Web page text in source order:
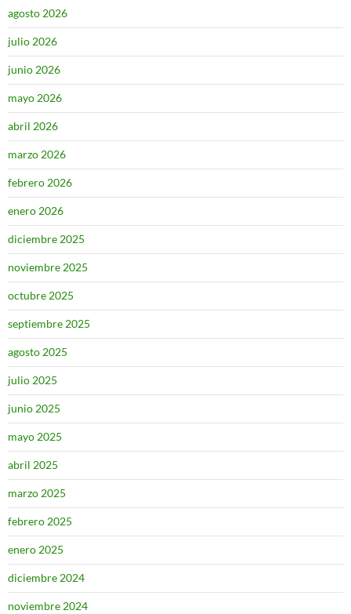
agosto 2026
julio 2026
junio 2026
mayo 2026
abril 2026
marzo 2026
febrero 2026
enero 2026
diciembre 2025
noviembre 2025
octubre 2025
septiembre 2025
agosto 2025
julio 2025
junio 2025
mayo 2025
abril 2025
marzo 2025
febrero 2025
enero 2025
diciembre 2024
noviembre 2024